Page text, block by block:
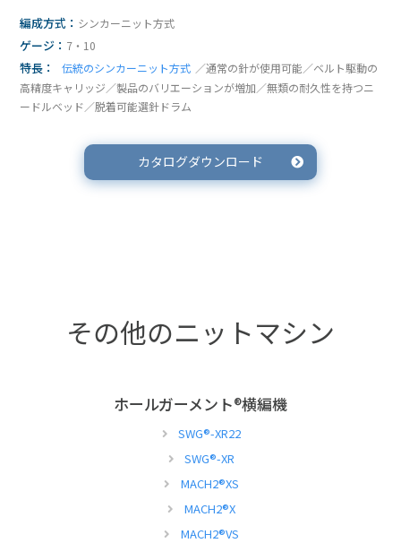
編成方式： シンカーニット方式
ゲージ： 7・10
特長： 伝統のシンカーニット方式 ／通常の針が使用可能／ベルト駆動の
高精度キャリッジ／製品のバリエーションが増加／無類の耐久性を持つニ
ードルベッド／脱着可能選針ドラム
カタログダウンロード
その他のニットマシン
ホールガーメント®横編機
SWG®-XR22
SWG®-XR
MACH2®XS
MACH2®X
MACH2®VS